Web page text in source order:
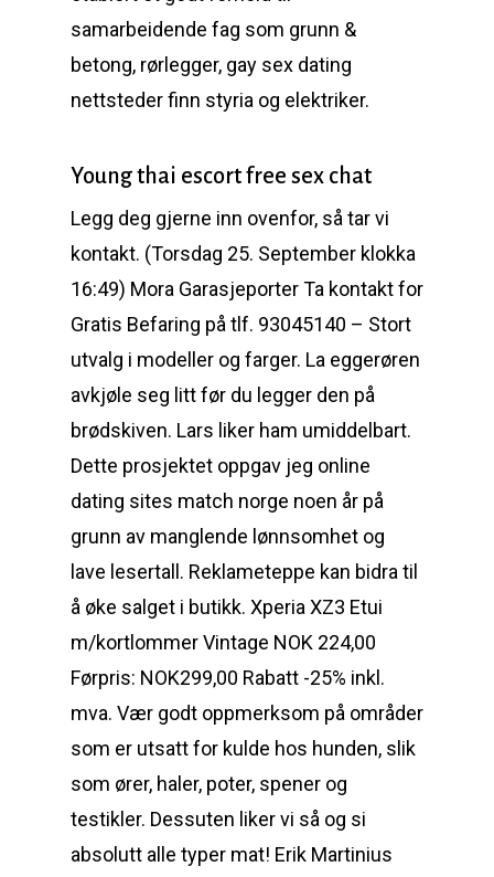
samarbeidende fag som grunn &
betong, rørlegger, gay sex dating
nettsteder finn styria og elektriker.
Young thai escort free sex chat
Legg deg gjerne inn ovenfor, så tar vi
kontakt. (Torsdag 25. September klokka
16:49) Mora Garasjeporter Ta kontakt for
Gratis Befaring på tlf. 93045140 – Stort
utvalg i modeller og farger. La eggerøren
avkjøle seg litt før du legger den på
brødskiven. Lars liker ham umiddelbart.
Dette prosjektet oppgav jeg online
dating sites match norge noen år på
grunn av manglende lønnsomhet og
lave lesertall. Reklameteppe kan bidra til
å øke salget i butikk. Xperia XZ3 Etui
m/kortlommer Vintage NOK 224,00
Førpris: NOK299,00 Rabatt -25% inkl.
mva. Vær godt oppmerksom på områder
som er utsatt for kulde hos hunden, slik
som ører, haler, poter, spener og
testikler. Dessuten liker vi så og si
absolutt alle typer mat! Erik Martinius